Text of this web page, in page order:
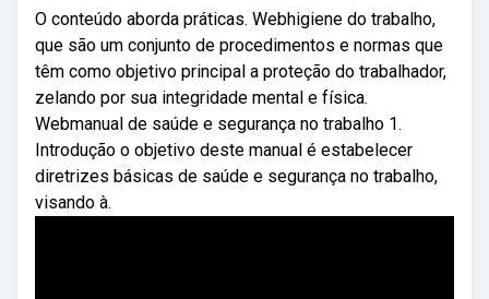
O conteúdo aborda práticas. Webhigiene do trabalho,
que são um conjunto de procedimentos e normas que
têm como objetivo principal a proteção do trabalhador,
zelando por sua integridade mental e física.
Webmanual de saúde e segurança no trabalho 1.
Introdução o objetivo deste manual é estabelecer
diretrizes básicas de saúde e segurança no trabalho,
visando à.